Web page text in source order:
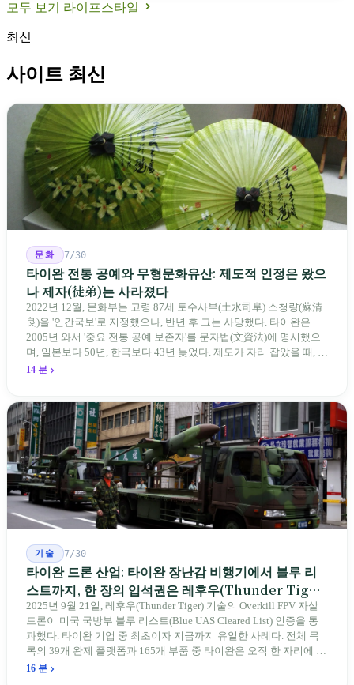
모두 보기 라이프스타일
최신
사이트 최신
문화 7/30
타이완 전통 공예와 무형문화유산: 제도적 인정은 왔으
나 제자(徒弟)는 사라졌다
2022년 12월, 문화부는 고령 87세 토수사부(土水司阜) 소청량(蘇清
良)을 '인간국보'로 지정했으나, 반년 후 그는 사망했다. 타이완은
2005년 와서 '중요 전통 공예 보존자'를 문자법(文資法)에 명시했으
며, 일본보다 50년, 한국보다 43년 늦었다. 제도가 자리 잡았을 때, 제
자 제도는 이미 1970-80년대 산업화 과정에서 붕괴되었다. 600여 명
14 분
기술 7/30
타이완 드론 산업: 타이완 장난감 비행기에서 블루 리
스트까지, 한 장의 입석권은 레후우(Thunder Tiger)
에게
2025년 9월 21일, 레후우(Thunder Tiger) 기술의 Overkill FPV 자살
드론이 미국 국방부 블루 리스트(Blue UAS Cleared List) 인증을 통
과했다. 타이완 기업 중 최초이자 지금까지 유일한 사례다. 전체 목
록의 39개 완제 플랫폼과 165개 부품 중 타이완은 오직 한 자리에 불
과하다. 2026년 4월, 미국 양당 소속 상원의원 4명이 《타이완을 위
16 분